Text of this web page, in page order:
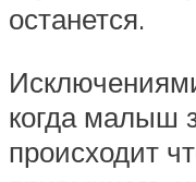
останется.
когда малыш
происходит